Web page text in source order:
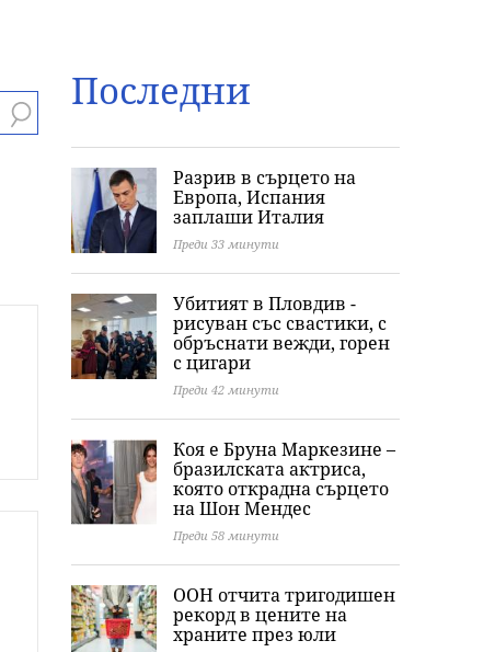
Последни
Разрив в сърцето на
Европа, Испания
заплаши Италия
Преди 33 минути
Убитият в Пловдив -
рисуван със свастики, с
обръснати вежди, горен
с цигари
Преди 42 минути
Коя е Бруна Маркезине –
бразилската актриса,
която открадна сърцето
на Шон Мендес
Преди 58 минути
ООН отчита тригодишен
рекорд в цените на
храните през юли